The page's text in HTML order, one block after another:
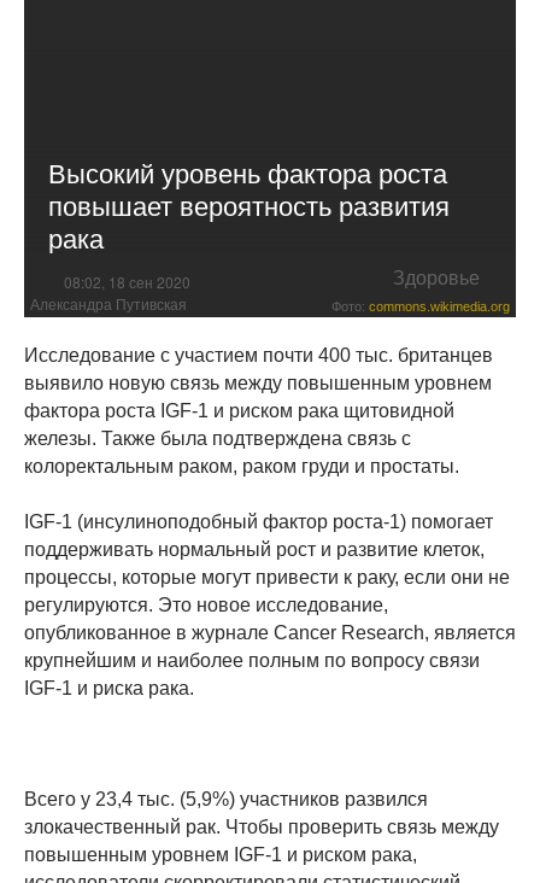
Высокий уровень фактора роста
повышает вероятность развития
рака
08:02, 18 сен 2020 Здоровье
Александра Путивская Фото: commons.wikimedia.org
Исследование с участием почти 400 тыс. британцев
выявило новую связь между повышенным уровнем
фактора роста IGF-1 и риском рака щитовидной
железы. Также была подтверждена связь с
колоректальным раком, раком груди и простаты.
IGF-1 (инсулиноподобный фактор роста-1) помогает
поддерживать нормальный рост и развитие клеток,
процессы, которые могут привести к раку, если они не
регулируются. Это новое исследование,
опубликованное в журнале Cancer Research, является
крупнейшим и наиболее полным по вопросу связи
IGF-1 и риска рака.
Всего у 23,4 тыс. (5,9%) участников развился
злокачественный рак. Чтобы проверить связь между
повышенным уровнем IGF-1 и риском рака,